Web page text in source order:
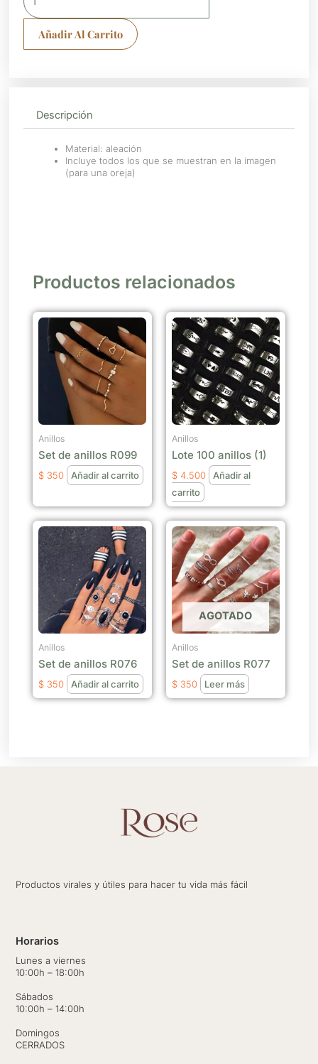
caravanas
cantidad
Añadir Al Carrito
Descripción
Material: aleación
Incluye todos los que se muestran en la imagen
(para una oreja)
Productos relacionados
Anillos
Set de anillos R099
$ 350 Añadir al carrito
Anillos
Lote 100 anillos (1)
$ 4.500
Añadir al
carrito
Anillos
Set de anillos R076
$ 350 Añadir al carrito
AGOTADO
Anillos
Set de anillos R077
$ 350 Leer más
Productos virales y útiles para hacer tu vida más fácil
Horarios
Lunes a viernes
10:00h – 18:00h
Sábados
10:00h – 14:00h
Domingos
CERRADOS